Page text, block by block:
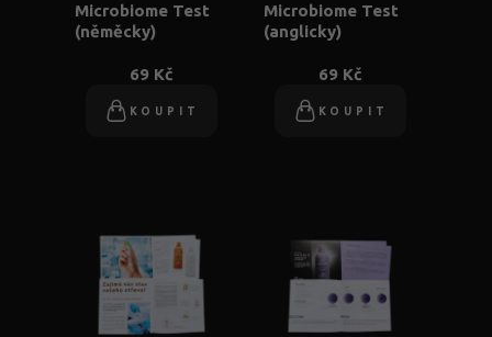
Microbiome Test
(něměcky)
69 Kč
KOUPIT
Microbiome Test
(anglicky)
69 Kč
KOUPIT